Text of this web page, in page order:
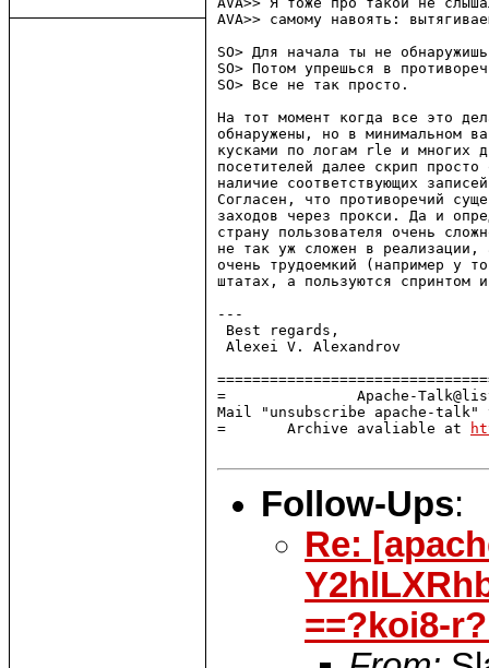
AVA>> самому навоять:
SO> Для начала ты не
SO> Потом упрешься в
SO> Все не так просто.
На тот момент когда все это
обнаружены, но в минимальном
кусками по логам rle и многих
посетителей далее скрип
наличие соответствующих
Согласен, что противоречий
заходов через прокси. Да и
страну пользователя очень
не так уж сложен в
очень трудоемкий (например у
штатах, а пользуются спринтом
---
Best regards,
Alexei V. Alexandrov
=               Apache-
Mail "unsubscribe apache-
=       Archive avaliable at
Follow-Ups:
Re:
==?koi8-